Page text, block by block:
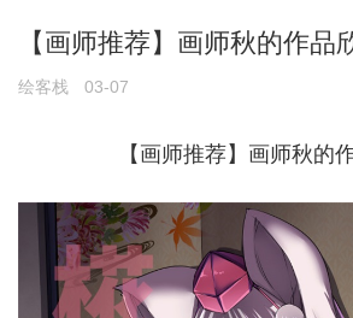
【画师推荐】画师秋的作品
绘客栈 03-07
【画师推荐】画师秋的